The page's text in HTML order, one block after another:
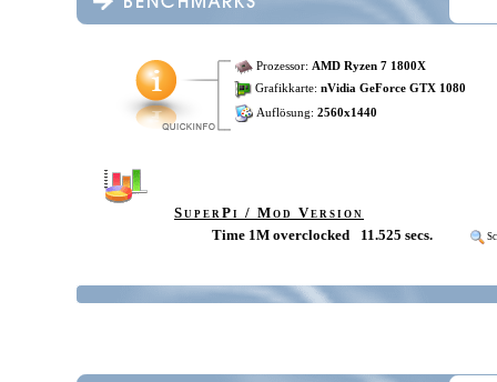
Prozessor: AMD Ryzen 7 1800X
Grafikkarte: nVidia GeForce GTX 1080
Auflösung: 2560x1440
SuperPi / Mod Version
Time 1M overclocked
11.525 secs.